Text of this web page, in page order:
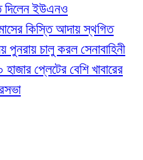
দিলেন ইউএনও
কিস্তি আদায় স্থগিত
পুনরায় চালু করল সেনাবাহিনী
প্লেটের বেশি খাবারের